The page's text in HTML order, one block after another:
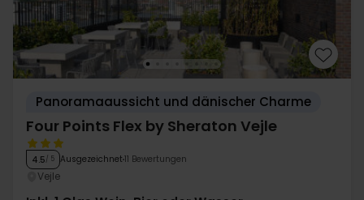
Panoramaaussicht und dänischer Charme
Four Points Flex by Sheraton Vejle
4.5/ 5 Ausgezeichnet 11 Bewertungen
Vejle